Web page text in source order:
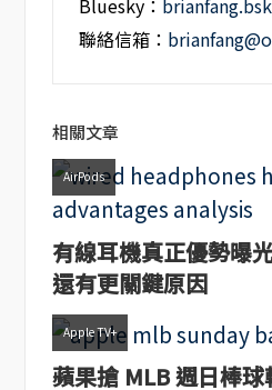
Bluesky：
聯絡信箱：
相關文章
AirPods
有線耳機真正優勢曝
還有更關鍵原因
Apple TV+
蘋果搶 MLB 週日棒